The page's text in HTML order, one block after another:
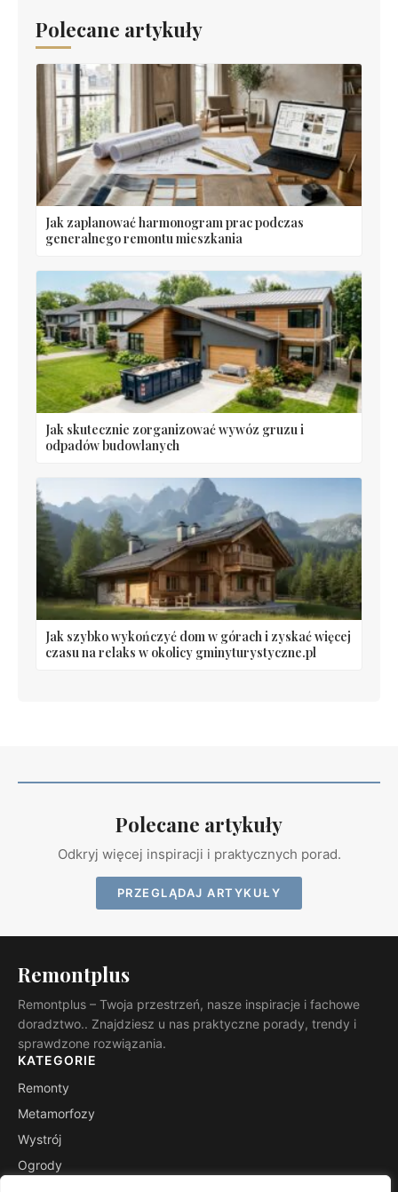
Polecane artykuły
Jak zaplanować harmonogram prac podczas
generalnego remontu mieszkania
Jak skutecznie zorganizować wywóz gruzu i
odpadów budowlanych
Jak szybko wykończyć dom w górach i zyskać więcej
czasu na relaks w okolicy gminyturystyczne.pl
Polecane artykuły
Odkryj więcej inspiracji i praktycznych porad.
PRZEGLĄDAJ ARTYKUŁY
Remontplus
Remontplus – Twoja przestrzeń, nasze inspiracje i fachowe
doradztwo.. Znajdziesz u nas praktyczne porady, trendy i
sprawdzone rozwiązania.
KATEGORIE
Remonty
Metamorfozy
Wystrój
Ogrody